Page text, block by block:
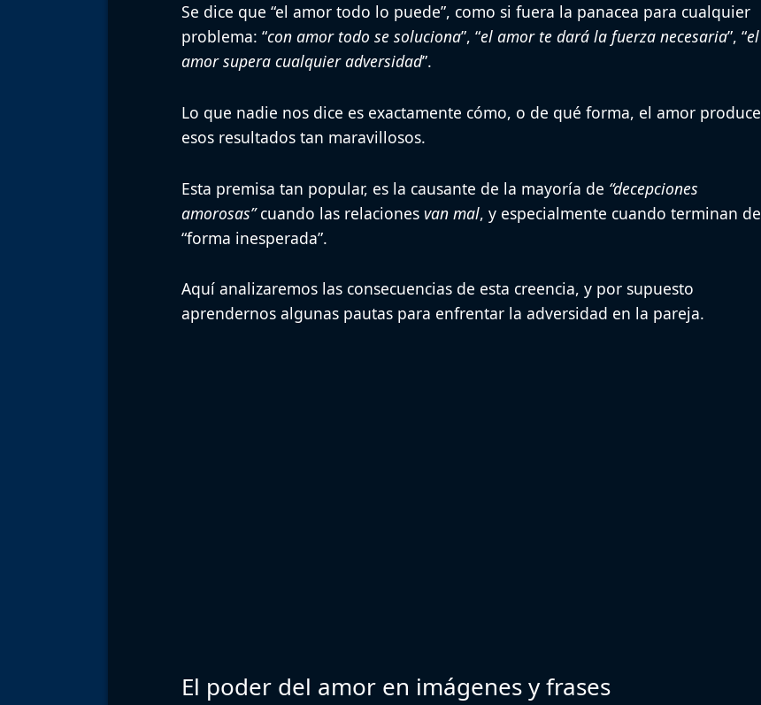
Se dice que “el amor todo lo puede”, como si fuera la panacea para cualquier
problema: “con amor todo se soluciona”, “el amor te dará la fuerza necesaria”, “el
amor supera cualquier adversidad”.
Lo que nadie nos dice es exactamente cómo, o de qué forma, el amor produce
esos resultados tan maravillosos.
Esta premisa tan popular, es la causante de la mayoría de “decepciones
amorosas”cuando las relaciones van mal, y especialmente cuando terminan de
“forma inesperada”.
Aquí analizaremos las consecuencias de esta creencia, y por supuesto
aprendernos algunas pautas para enfrentar la adversidad en la pareja.
El poder del amor en imágenes y frases